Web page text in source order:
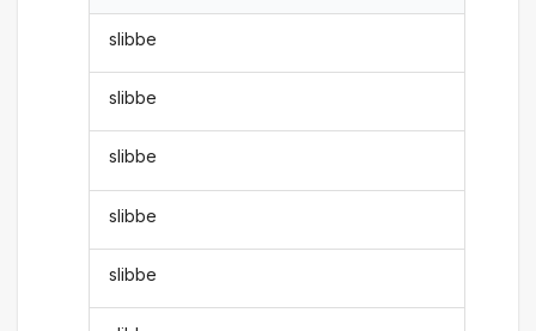
slibbe
slibbe
slibbe
slibbe
slibbe